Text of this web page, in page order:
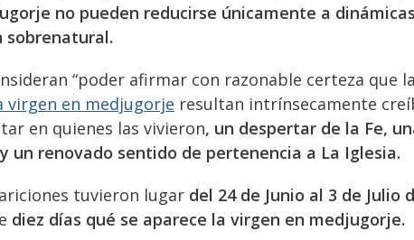
no pueden reducirse únicamente a
sobrenatural.
“poder afirmar con razonable certeza que
virgen en medjugorje resultan intrínsecamente
en quienes las vivieron, un despertar de la Fe,
un renovado sentido de pertenencia a La Iglesia.
tuvieron lugar del 24 de Junio al 3 de Julio
diez días qué se aparece la virgen en medjugorje.